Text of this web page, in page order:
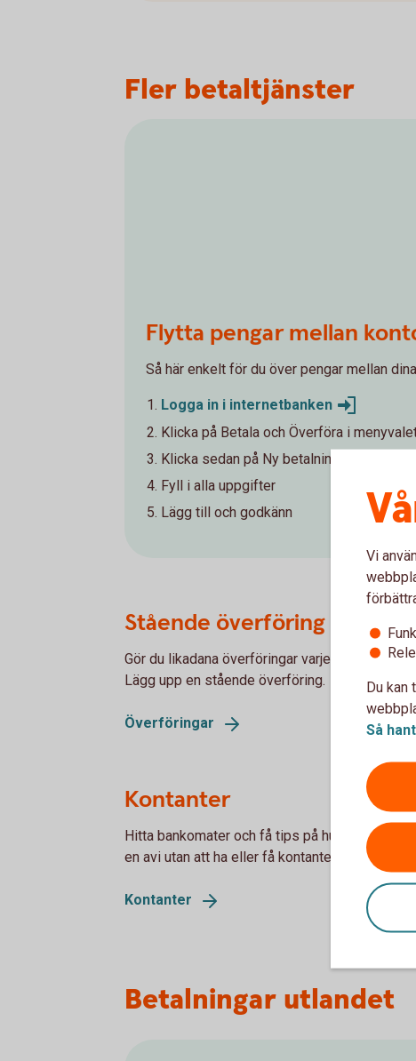
Fler betaltjänster
Flytta pengar mellan
Så här enkelt för du över pengar mellan
Logga in i internetbanken
Klicka på Betala och Överföra i
Klicka sedan på Ny betalning/Överföring
Fyll i alla uppgifter
Lägg till och godkänn
Stående överföring
Gör du likadana överföringar varje månad? Vill
Lägg upp en stående överföring.
Överföringar
Kontanter
Hitta bankomater och få tips på hur du
en avi utan att ha eller få kontanter.
Kontanter
Betalningar utlandet
Vi
Du kan
Så